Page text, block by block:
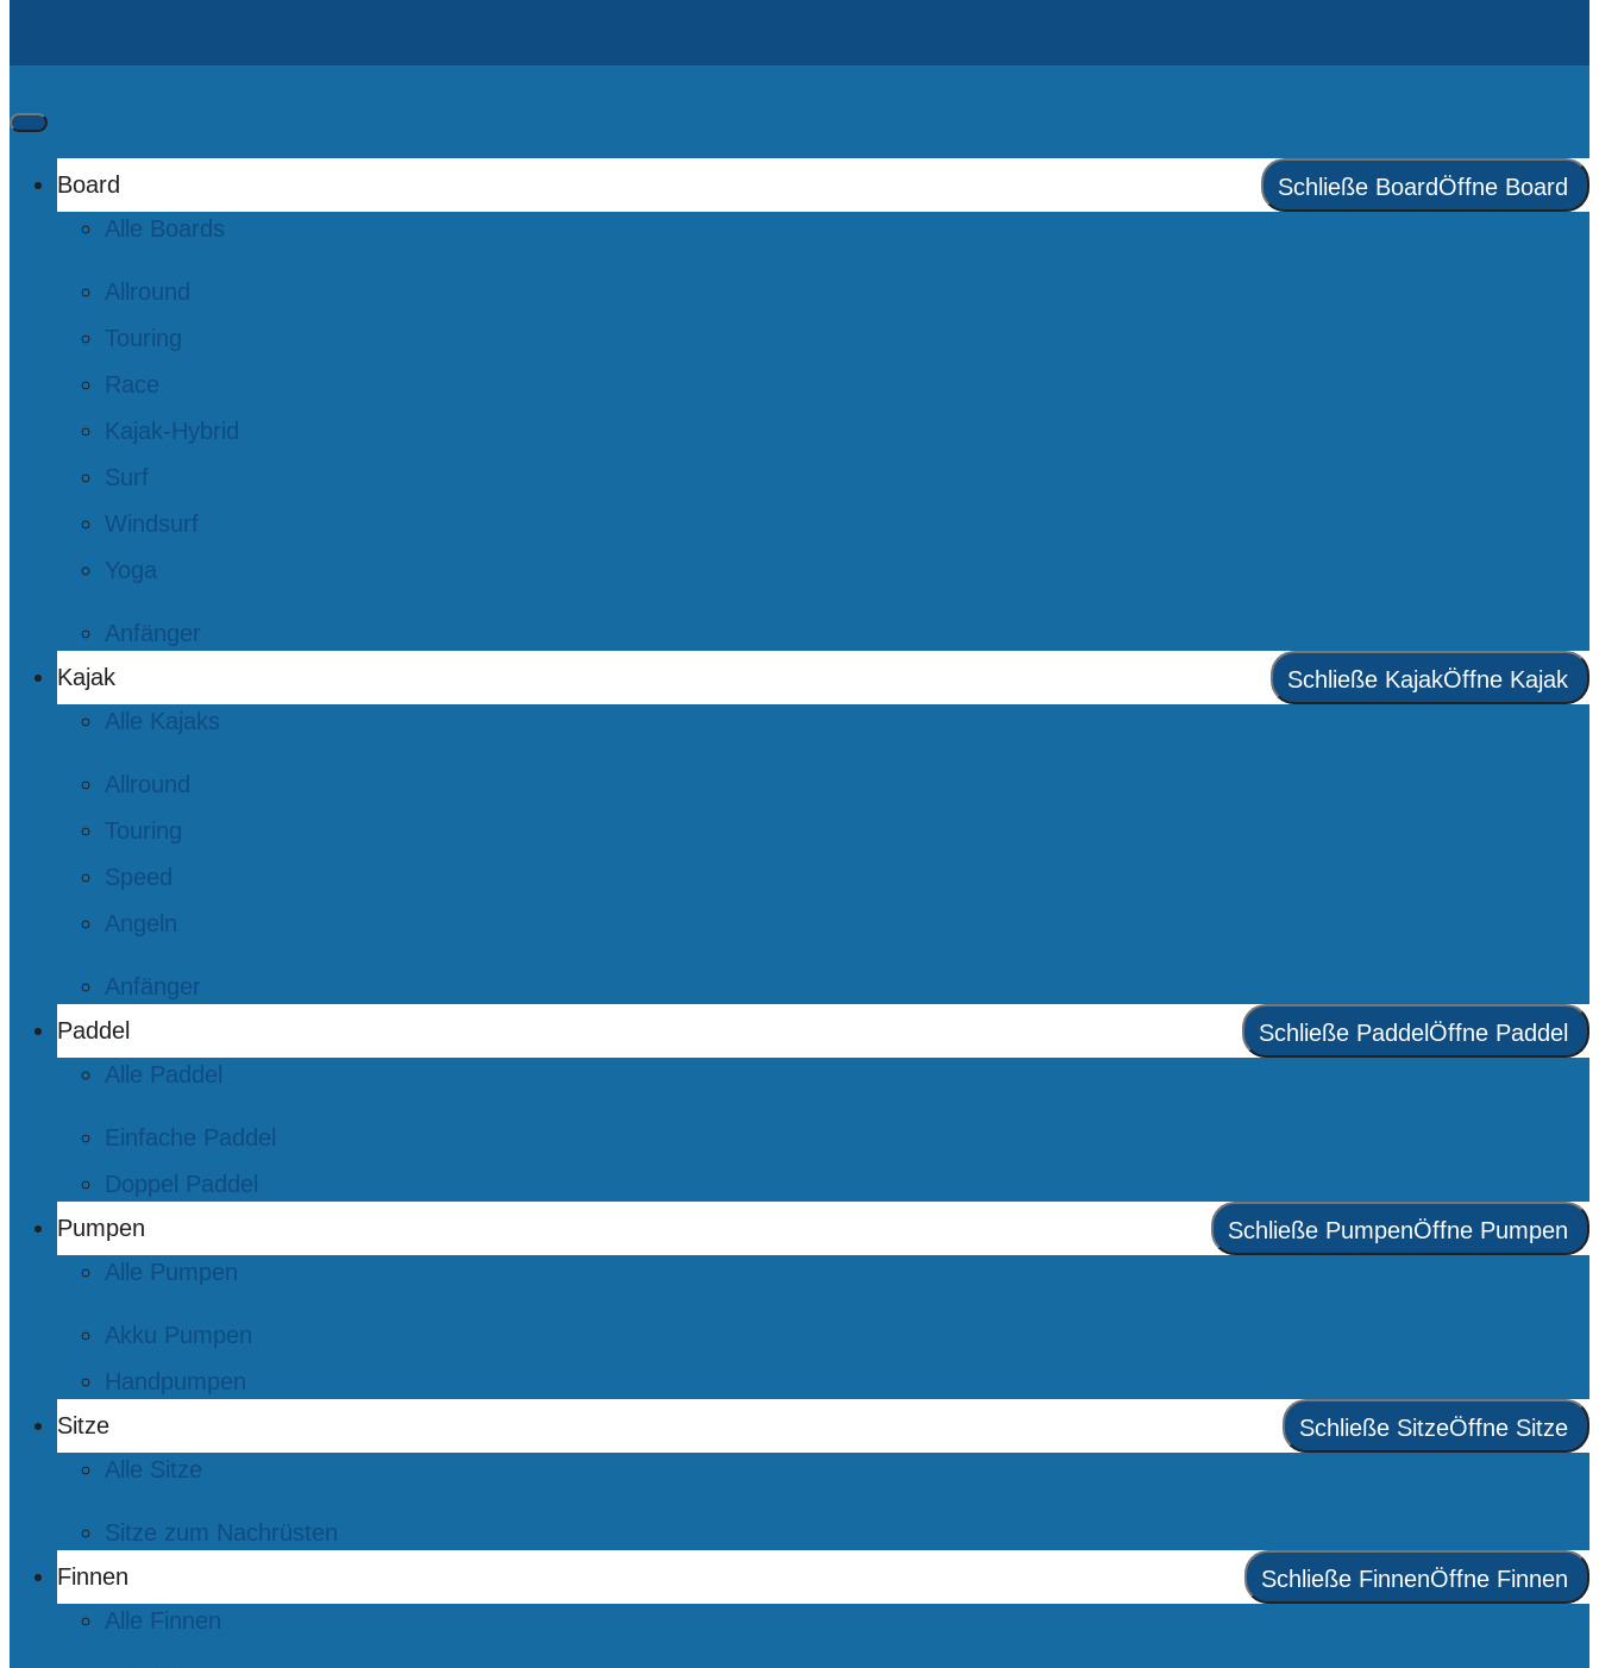
Board Schließe BoardÖffne Board
Alle Boards
Allround
Touring
Race
Kajak-Hybrid
Surf
Windsurf
Yoga
Anfänger
Kajak
Schließe KajakÖffne Kajak
Alle Kajaks
Allround
Touring
Speed
Angeln
Anfänger
Paddel
Schließe Paddel Öffne Paddel
Alle Paddel
Einfache Paddel
Doppel Paddel
Pumpen
Schließe PumpenÖffne Pumpen
Alle Pumpen
Akku Pumpen
Handpumpen
Sitze
Schließe SitzeÖffne Sitze
Alle Sitze
Sitze zum Nachrüsten
Finnen
Schließe FinnenÖffne Finnen
Alle Finnen